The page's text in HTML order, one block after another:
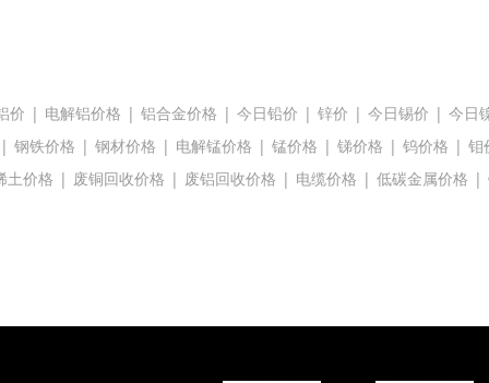
价 | 电解铝价格 | 铝合金价格 | 今日铅价 | 锌价 | 今日锡价 | 今日
| 钢铁价格 | 钢材价格 | 电解锰价格 | 锰价格 | 锑价格 | 钨价格 | 钼
土价格 | 废铜回收价格 | 废铝回收价格 | 电缆价格 | 低碳金属价格 |